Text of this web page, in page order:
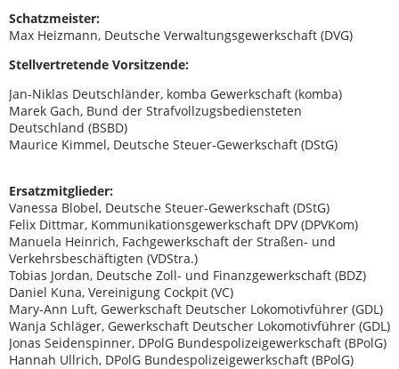
Schatzmeister:
Max Heizmann, Deutsche Verwaltungsgewerkschaft (DVG)
Stellvertretende Vorsitzende:
Jan-Niklas Deutschländer, komba Gewerkschaft (komba)
Marek Gach, Bund der Strafvollzugsbediensteten
Deutschland (BSBD)
Maurice Kimmel, Deutsche Steuer-Gewerkschaft (DStG)
Ersatzmitglieder:
Vanessa Blobel, Deutsche Steuer-Gewerkschaft (DStG)
Felix Dittmar, Kommunikationsgewerkschaft DPV (DPVKom)
Manuela Heinrich, Fachgewerkschaft der Straßen- und
Verkehrsbeschäftigten (VDStra.)
Tobias Jordan, Deutsche Zoll- und Finanzgewerkschaft (BDZ)
Daniel Kuna, Vereinigung Cockpit (VC)
Mary-Ann Luft, Gewerkschaft Deutscher Lokomotivführer (GDL)
Wanja Schläger, Gewerkschaft Deutscher Lokomotivführer (GDL)
Jonas Seidenspinner, DPolG Bundespolizeigewerkschaft (BPolG)
Hannah Ullrich, DPolG Bundespolizeigewerkschaft (BPolG)